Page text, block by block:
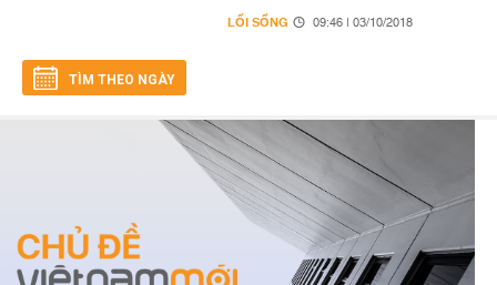
LỐI SỐNG 09:46 | 03/10/2018
TÌM THEO NGÀY